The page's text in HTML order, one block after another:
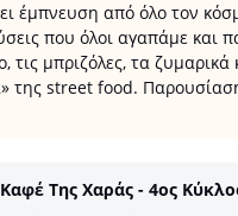
έμπνευση από όλο τον
που όλοι αγαπάμε και
τις μπριζόλες, τα ζυμαρικά
της street food.
Της Χαράς - 4ος